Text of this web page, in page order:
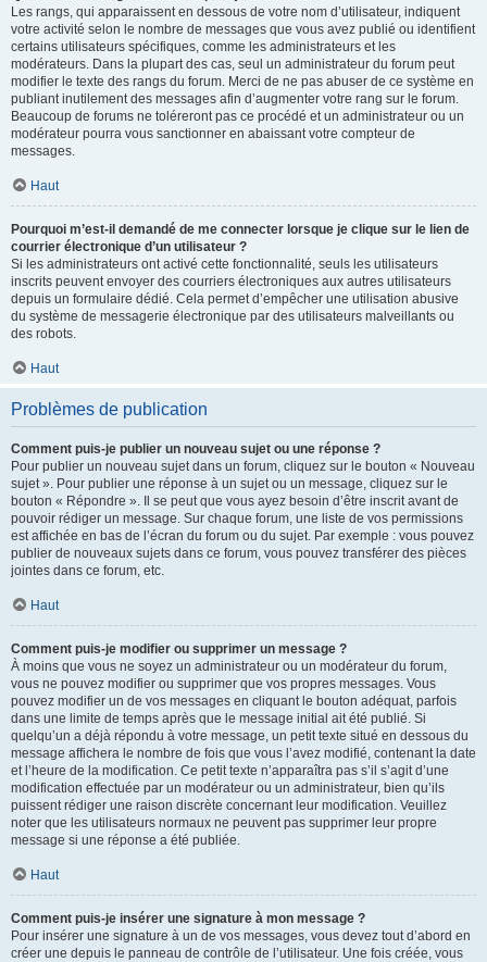
Les rangs, qui apparaissent en dessous de votre nom d’utilisateur, indiquent
votre activité selon le nombre de messages que vous avez publié ou identifient
certains utilisateurs spécifiques, comme les administrateurs et les
modérateurs. Dans la plupart des cas, seul un administrateur du forum peut
modifier le texte des rangs du forum. Merci de ne pas abuser de ce système en
publiant inutilement des messages afin d’augmenter votre rang sur le forum.
Beaucoup de forums ne toléreront pas ce procédé et un administrateur ou un
modérateur pourra vous sanctionner en abaissant votre compteur de
messages.
Haut
Pourquoi m’est-il demandé de me connecter lorsque je clique sur le lien de
courrier électronique d’un utilisateur ?
Si les administrateurs ont activé cette fonctionnalité, seuls les utilisateurs
inscrits peuvent envoyer des courriers électroniques aux autres utilisateurs
depuis un formulaire dédié. Cela permet d’empêcher une utilisation abusive
du système de messagerie électronique par des utilisateurs malveillants ou
des robots.
Haut
Problèmes de publication
Comment puis-je publier un nouveau sujet ou une réponse ?
Pour publier un nouveau sujet dans un forum, cliquez sur le bouton « Nouveau
sujet ». Pour publier une réponse à un sujet ou un message, cliquez sur le
bouton « Répondre ». Il se peut que vous ayez besoin d’être inscrit avant de
pouvoir rédiger un message. Sur chaque forum, une liste de vos permissions
est affichée en bas de l’écran du forum ou du sujet. Par exemple : vous pouvez
publier de nouveaux sujets dans ce forum, vous pouvez transférer des pièces
jointes dans ce forum, etc.
Haut
Comment puis-je modifier ou supprimer un message ?
À moins que vous ne soyez un administrateur ou un modérateur du forum,
vous ne pouvez modifier ou supprimer que vos propres messages. Vous
pouvez modifier un de vos messages en cliquant le bouton adéquat, parfois
dans une limite de temps après que le message initial ait été publié. Si
quelqu’un a déjà répondu à votre message, un petit texte situé en dessous du
message affichera le nombre de fois que vous l’avez modifié, contenant la date
et l’heure de la modification. Ce petit texte n’apparaîtra pas s’il s’agit d’une
modification effectuée par un modérateur ou un administrateur, bien qu’ils
puissent rédiger une raison discrète concernant leur modification. Veuillez
noter que les utilisateurs normaux ne peuvent pas supprimer leur propre
message si une réponse a été publiée.
Haut
Comment puis-je insérer une signature à mon message ?
Pour insérer une signature à un de vos messages, vous devez tout d’abord en
créer une depuis le panneau de contrôle de l’utilisateur. Une fois créée, vous